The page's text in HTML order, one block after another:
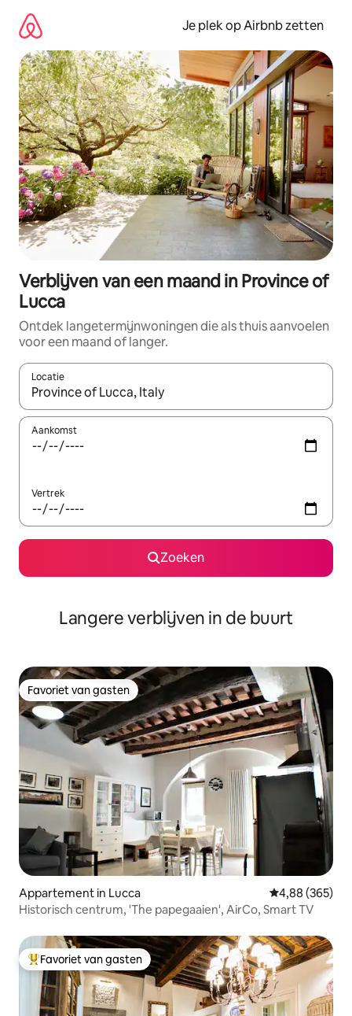
direct
naar
inhoud
Je plek op Airbnb zetten
Verblijven van een maand in Province of
Lucca
Ontdek langetermijnwoningen die als thuis aanvoelen
voor een maand of langer.
Locatie
Wanneer er resultaten beschikbaar zijn, maak je een keuze
Aankomst
Vertrek
Zoeken
Langere verblijven in de buurt
Favoriet van gasten
Favoriet van gasten
Appartement in Lucca Gemiddelde
4,88 (365)
Historisch centrum, 'The papegaaien', AirCo, Smart TV
Topfavoriet van gasten
Favoriet van gasten